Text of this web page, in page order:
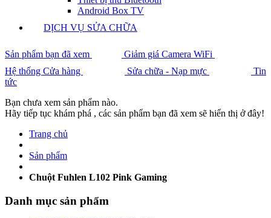
Android Box TV
DỊCH VỤ SỬA CHỮA
Sản phẩm bạn đã xem
Giảm giá Camera WiFi
Hệ thống Cửa hàng
Sửa chữa - Nạp mực
Tin
tức
Bạn chưa xem sản phẩm nào.
Hãy tiếp tục khám phá , các sản phẩm bạn đã xem sẽ hiển thị ở đây!
Trang chủ
Sản phẩm
Chuột Fuhlen L102 Pink Gaming
Danh mục sản phẩm